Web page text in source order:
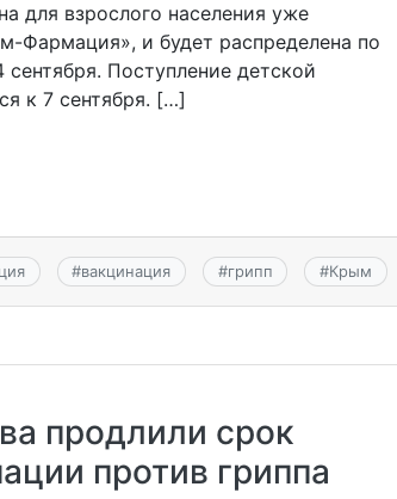
для взрослого населения уже
Фармация», и будет распределена по
Поступление детской
к 7 сентября. […]
#вакцинация #грипп #Крым
продлили срок
против гриппа